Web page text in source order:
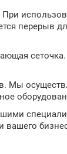
перерыв
сеточка.
Мы
вашего